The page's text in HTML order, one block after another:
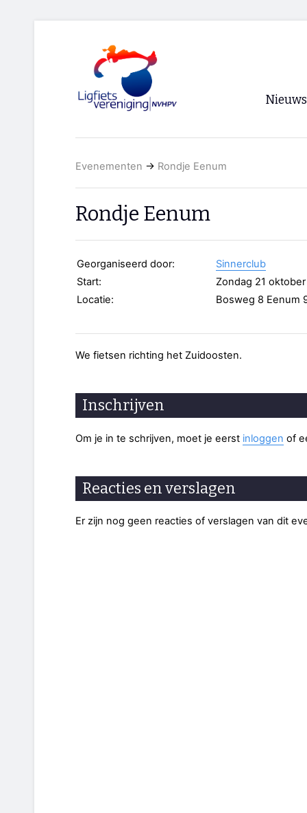
Nieuws
Evenementen → Rondje Eenum
Rondje Eenum
Georganiseerd door:
Sinnerclub
Start:
Zondag 21
Locatie:
Bosweg 8 Eenum
We fietsen richting het Zuidoosten.
Inschrijven
Om je in te schrijven, moet je eerst inloggen of
Reacties en verslagen
Er zijn nog geen reacties of verslagen van dit